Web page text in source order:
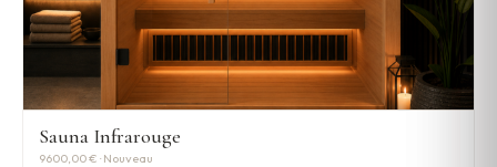
Sauna Infrarouge
9600,00 € · Nouveau